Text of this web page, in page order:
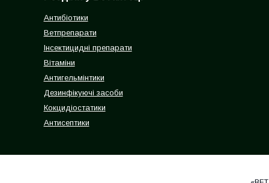
Антибіотики
Ветпрепарати
Інсектицидні препарати
Вітаміни
Антигельмінтики
Дезинфікуючі засоби
Кокцидіостатики
Антисептики